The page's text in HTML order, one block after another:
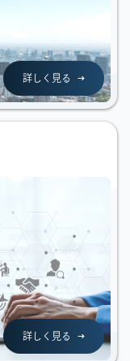
詳しく見る
詳しく見る